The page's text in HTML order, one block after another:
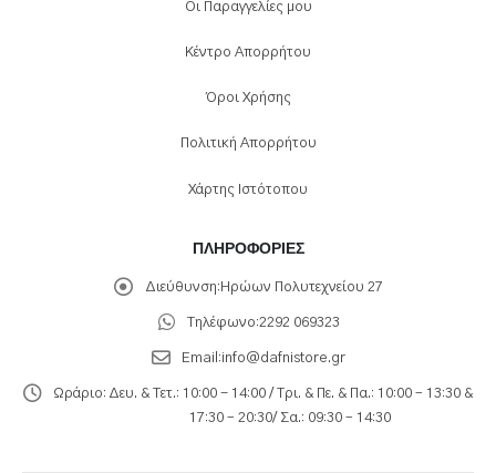
Οι Παραγγελίες μου
Κέντρο Απορρήτου
Όροι Χρήσης
Πολιτική Απορρήτου
Χάρτης Ιστότοπου
ΠΛΗΡΟΦΟΡΊΕΣ
Διεύθυνση: Ηρώων Πολυτεχνείου 27
Τηλέφωνο:2292 069323
Email:info@dafnistore.gr
Ωράριο: Δευ. & Τετ.: 10:00 - 14:00 / Τρι. & Πε. & Πα.: 10:00 – 13:30 &
17:30 – 20:30/ Σα.: 09:30 – 14:30